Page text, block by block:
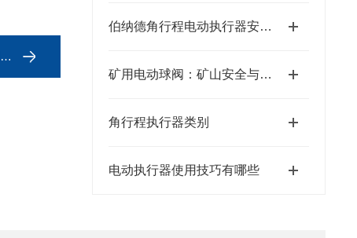
伯纳德角行程电动执行器安装注意事项
矿用电动球阀：矿山安全与自动化控制的关键执行器
角行程执行器类别
电动执行器使用技巧有哪些